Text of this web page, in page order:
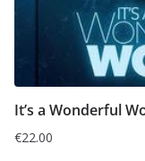
It’s a Wonderful
€22.00